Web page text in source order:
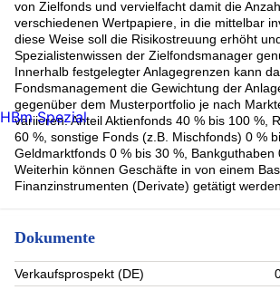
von Zielfonds und vervielfacht damit die
verschiedenen Wertpapiere, in die mittelbar
diese Weise soll die Risikostreuung erhöht
Spezialistenwissen der Zielfondsmanager
Innerhalb festgelegter Anlagegrenzen kann
Fondsmanagement die Gewichtung der
gegenüber dem Musterportfolio je nach
variieren: Anteil Aktienfonds 40 % bis 100 %,
60 %, sonstige Fonds (z.B. Mischfonds) 0 %
Geldmarktfonds 0 % bis 30 %, Bankguthaben
Weiterhin können Geschäfte in von einem
Finanzinstrumenten (Derivate) getätigt werden.
Dokumente
Verkaufsprospekt (DE)
HBm Spezial